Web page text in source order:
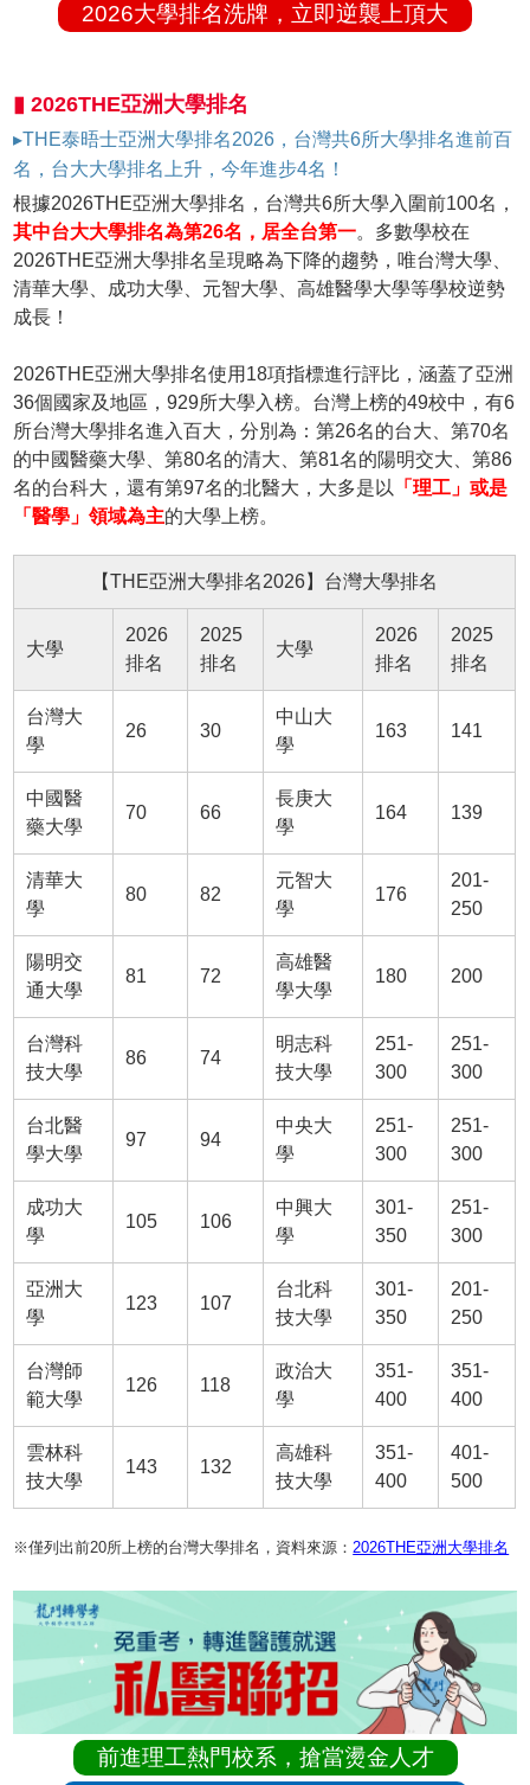
2026大學排名洗牌，立即逆襲上頂大
▮ 2026THE亞洲大學排名
▸THE泰晤士亞洲大學排名2026，台灣共6所大學排名進前百
名，台大大學排名上升，今年進步4名！
根據2026THE亞洲大學排名，台灣共6所大學入圍前100名，
其中台大大學排名為第26名，居全台第一。多數學校在
2026THE亞洲大學排名呈現略為下降的趨勢，唯台灣大學、
清華大學、成功大學、元智大學、高雄醫學大學等學校逆勢
成長！
2026THE亞洲大學排名使用18項指標進行評比，涵蓋了亞洲
36個國家及地區，929所大學入榜。台灣上榜的49校中，有6
所台灣大學排名進入百大，分別為：第26名的台大、第70名
的中國醫藥大學、第80名的清大、第81名的陽明交大、第86
名的台科大，還有第97名的北醫大，大多是以 「理工」或是
「醫學」領域為主的大學上榜。
【THE亞洲大學排名2026】台灣大學排名
大學
2026
排名
2025
排名
大學
2026
排名
2025
排名
台灣大
學
26 30
中山大
學
163 141
中國醫
藥大學
70 66
長庚大
學
164 139
清華大
學
80 82
元智大
學
176
201-
250
陽明交
通大學
81 72
高雄醫
學大學
180 200
台灣科
技大學
86 74
明志科
技大學
251-
300
251-
300
台北醫
學大學
97 94
中央大
學
251-
300
251-
300
成功大
學
105 106
中興大
學
301-
350
251-
300
亞洲大
學
123 107
台北科
技大學
301-
350
201-
250
台灣師
範大學
126 118
政治大
學
351-
400
351-
400
雲林科
技大學
143 132
高雄科
技大學
351-
400
401-
500
※僅列出前20所上榜的台灣大學排名，資料來源：2026THE亞洲大學排名
前進理工熱門校系，搶當燙金人才